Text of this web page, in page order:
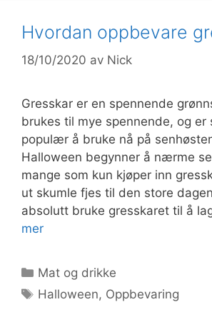
Hvordan oppbevare
18/10/2020 av Nick
Gresskar er en spennende
brukes til mye spennende, og er
populær å bruke nå på
Halloween begynner å nærme
mange som kun kjøper inn
ut skumle fjes til den store
absolutt bruke gresskaret til å
mer
Kategorier
Mat og drikke
Stikkord
Halloween, Oppbevaring